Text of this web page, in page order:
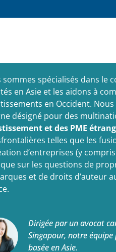
sommes spécialisés dans le
en Asie et les aidons à
en Occident.
désigné pour des
et des PME
telles que les
d’entreprises (y
sur les questions de
et de droits d’auteur
Dirigée par un avocat
Singapour, notre équipe
basée en Asie.